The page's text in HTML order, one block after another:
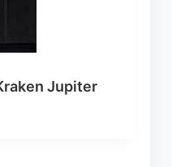
Jupiter